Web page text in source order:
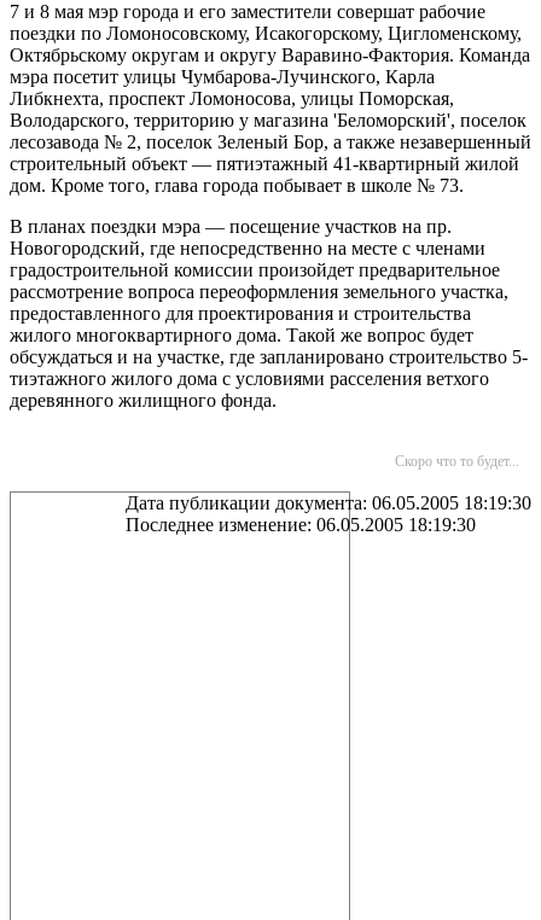
7 и 8 мая мэр города и его заместители совершат рабочие
поездки по Ломоносовскому, Исакогорскому, Цигломенскому,
Октябрьскому округам и округу Варавино-Фактория. Команда
мэра посетит улицы Чумбарова-Лучинского, Карла
Либкнехта, проспект Ломоносова, улицы Поморская,
Володарского, территорию у магазина 'Беломорский', поселок
лесозавода № 2, поселок Зеленый Бор, а также незавершенный
строительный объект — пятиэтажный 41-квартирный жилой
дом. Кроме того, глава города побывает в школе № 73.
В планах поездки мэра — посещение участков на пр.
Новогородский, где непосредственно на месте с членами
градостроительной комиссии произойдет предварительное
рассмотрение вопроса переоформления земельного участка,
предоставленного для проектирования и строительства
жилого многоквартирного дома. Такой же вопрос будет
обсуждаться и на участке, где запланировано строительство 5-
тиэтажного жилого дома с условиями расселения ветхого
деревянного жилищного фонда.
Скоро что то будет...
Дата публикации документа: 06.05.2005 18:19:30
Последнее изменение: 06.05.2005 18:19:30